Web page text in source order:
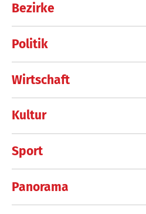
Bezirke
Politik
Wirtschaft
Kultur
Sport
Panorama